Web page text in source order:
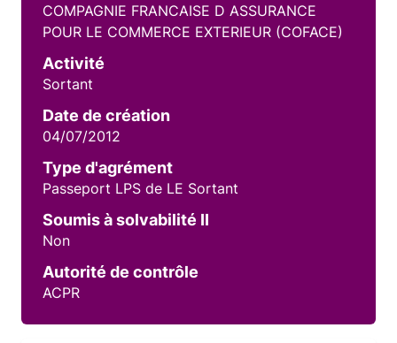
COMPAGNIE FRANCAISE D ASSURANCE
POUR LE COMMERCE EXTERIEUR (COFACE)
Activité
Sortant
Date de création
04/07/2012
Type d'agrément
Passeport LPS de LE Sortant
Soumis à solvabilité II
Non
Autorité de contrôle
ACPR